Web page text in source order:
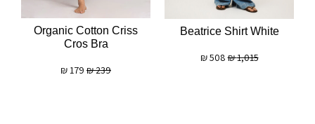
Beatrice Shirt White
1,015
₪
508
₪
Organic Cotton Criss
Cros Bra
239
₪
179
₪